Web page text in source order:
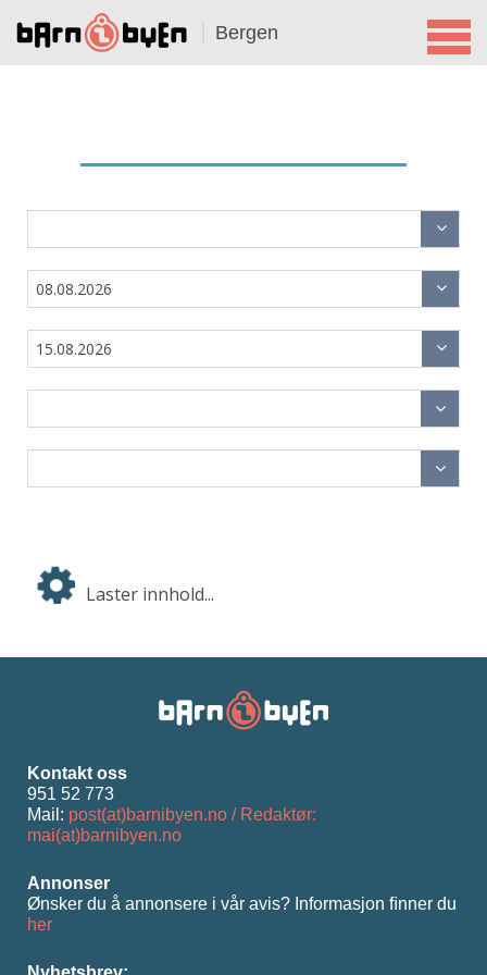
Bergen
Laster innhold...
Kontakt oss
951 52 773
Mail: post(at)barnibyen.no / Redaktør:
mai(at)barnibyen.no
Annonser
Ønsker du å annonsere i vår avis? Informasjon ﬁnner du
her